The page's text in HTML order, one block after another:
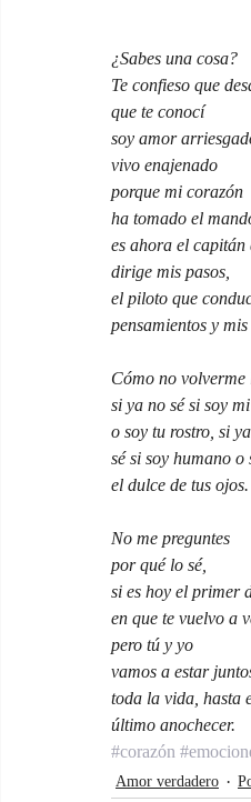
¿Sabes una cosa?
Te confieso que
que te conocí
soy amor
vivo enajenado
porque mi corazón
ha tomado el
es ahora el capitán
dirige mis pasos,
el piloto que
pensamientos y mis
Cómo no volverme
si ya no sé si soy
o soy tu rostro, si
sé si soy humano o
el dulce de tus ojos.
No me preguntes
por qué lo sé,
si es hoy el primer
en que te vuelvo a
pero tú y yo
vamos a estar
toda la vida, hasta
último anochecer.
#corazón
Amor verdadero